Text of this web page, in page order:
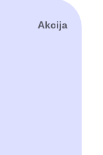
Akcija